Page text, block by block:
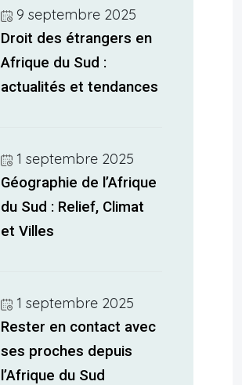
9 septembre 2025
Droit des étrangers en
Afrique du Sud :
actualités et tendances
1 septembre 2025
Géographie de l’Afrique
du Sud : Relief, Climat
et Villes
1 septembre 2025
Rester en contact avec
ses proches depuis
l’Afrique du Sud